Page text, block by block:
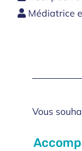
Médiatrice
Vous